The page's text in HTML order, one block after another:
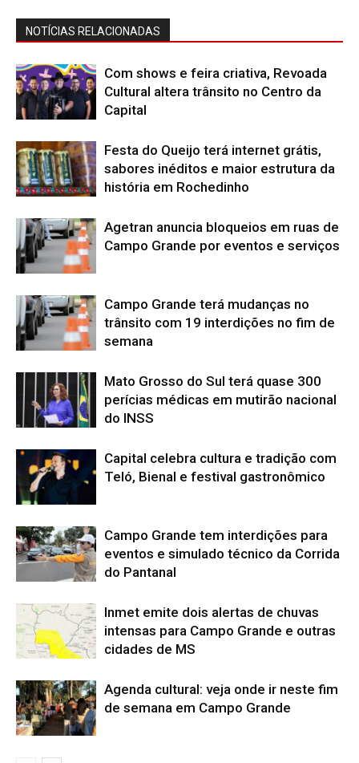
NOTÍCIAS RELACIONADAS
Com shows e feira criativa, Revoada
Cultural altera trânsito no Centro da
Capital
Festa do Queijo terá internet grátis,
sabores inéditos e maior estrutura da
história em Rochedinho
Agetran anuncia bloqueios em ruas de
Campo Grande por eventos e serviços
Campo Grande terá mudanças no
trânsito com 19 interdições no fim de
semana
Mato Grosso do Sul terá quase 300
perícias médicas em mutirão nacional
do INSS
Capital celebra cultura e tradição com
Teló, Bienal e festival gastronômico
Campo Grande tem interdições para
eventos e simulado técnico da Corrida
do Pantanal
Inmet emite dois alertas de chuvas
intensas para Campo Grande e outras
cidades de MS
Agenda cultural: veja onde ir neste fim
de semana em Campo Grande